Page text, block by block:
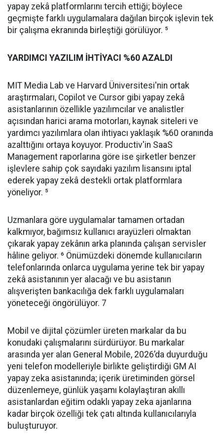
yapay zekâ platformlarını tercih ettiği; böylece
geçmişte farklı uygulamalara dağılan birçok işlevin tek
bir çalışma ekranında birleştiği görülüyor. ⁵
YARDIMCI YAZILIM İHTİYACI %60 AZALDI
MIT Media Lab ve Harvard Üniversitesi'nin ortak
araştırmaları, Copilot ve Cursor gibi yapay zekâ
asistanlarının özellikle yazılımcılar ve analistler
açısından harici arama motorları, kaynak siteleri ve
yardımcı yazılımlara olan ihtiyacı yaklaşık %60 oranında
azalttığını ortaya koyuyor. Productiv'in SaaS
Management raporlarına göre ise şirketler benzer
işlevlere sahip çok sayıdaki yazılım lisansını iptal
ederek yapay zekâ destekli ortak platformlara
yöneliyor. ⁵
Uzmanlara göre uygulamalar tamamen ortadan
kalkmıyor, bağımsız kullanıcı arayüzleri olmaktan
çıkarak yapay zekânın arka planında çalışan servisler
hâline geliyor. ⁶ Önümüzdeki dönemde kullanıcıların
telefonlarında onlarca uygulama yerine tek bir yapay
zekâ asistanının yer alacağı ve bu asistanın
alışverişten bankacılığa dek farklı uygulamaları
yöneteceği öngörülüyor. 7
Mobil ve dijital çözümler üreten markalar da bu
konudaki çalışmalarını sürdürüyor. Bu markalar
arasında yer alan General Mobile, 2026’da duyurduğu
yeni telefon modelleriyle birlikte geliştirdiği GM AI
yapay zeka asistanında; içerik üretiminden görsel
düzenlemeye, günlük yaşamı kolaylaştıran akıllı
asistanlardan eğitim odaklı yapay zeka ajanlarına
kadar birçok özelliği tek çatı altında kullanıcılarıyla
buluşturuyor.